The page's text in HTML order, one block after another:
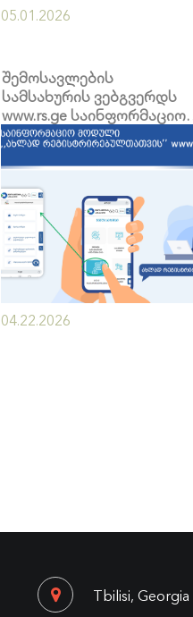
05.01.2026
შემოსავლების
სამსახურის ვებგვერდს
www.rs.ge საინფორმაციო
ფანჯარა - ,,ახლად
რეგისტრირებულთათვის“
დაემატა
04.22.2026
Tbilisi, Georgia